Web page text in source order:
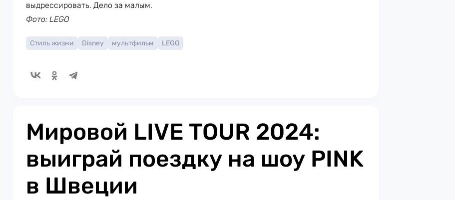
выдрессировать. Дело за малым.
Фото: LEGO
Стиль жизни Disney мультфильм LEGO
Мировой LIVE TOUR 2024:
выиграй поездку на шоу PINK
в Швеции